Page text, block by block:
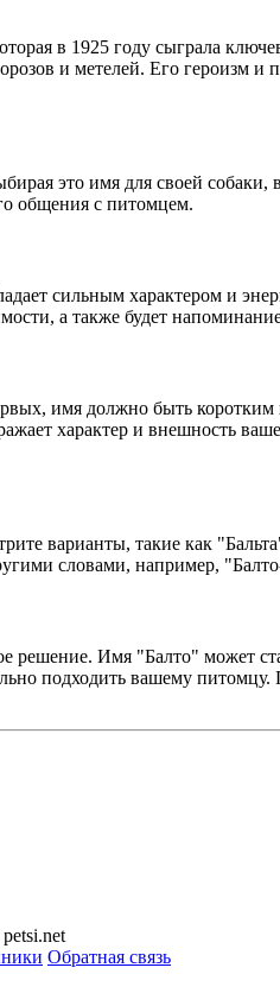
в 1925 году сыграла
и метелей. Его героизм
это имя для своей
общения с питомцем.
сильным характером и
а также будет
имя должно быть
характер и внешность
варианты, такие как
словами, например,
решение. Имя "Балто" может
подходить вашему
Обратная связь